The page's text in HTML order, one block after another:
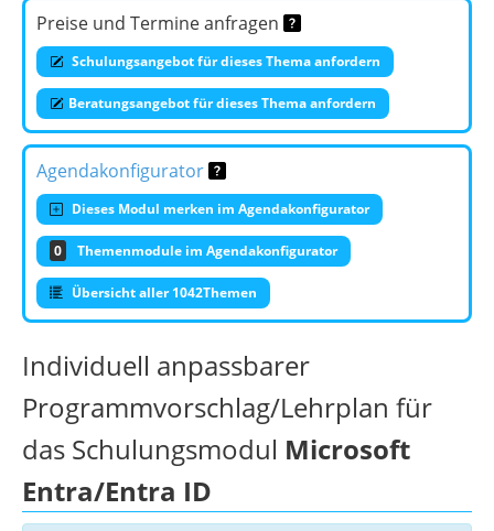
Preise und Termine anfragen
Schulungsangebot für dieses Thema anfordern
Beratungsangebot für dieses Thema anfordern
Agendakonfigurator
Dieses Modul merken im Agendakonfigurator
0 Themenmodule im Agendakonfigurator
Übersicht aller 1042Themen
Individuell anpassbarer
Programmvorschlag/Lehrplan für
das Schulungsmodul Microsoft
Entra/Entra ID